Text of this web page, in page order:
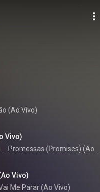
(Ao Vivo)
Vivo)
Vivo)
Me Parar (Ao Vivo)